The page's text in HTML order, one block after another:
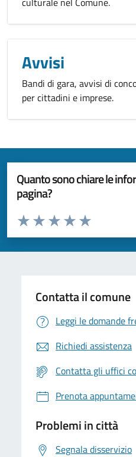
Avvisi
Bandi di gara, avvisi di
per cittadini e imprese.
Quanto sono chiare le
pagina?
Valuta da 1 a 5 stelle la pagina
Valuta 5
Valuta 4 stelle su
Valuta 3 stelle su 5
Valuta 2 stelle su 5
Valuta 1 stelle su 5
Contatta il comune
Leggi le domande
Richiedi assistenza
Contatta gli uffici
Prenota
Problemi in città
Segnala disservizio